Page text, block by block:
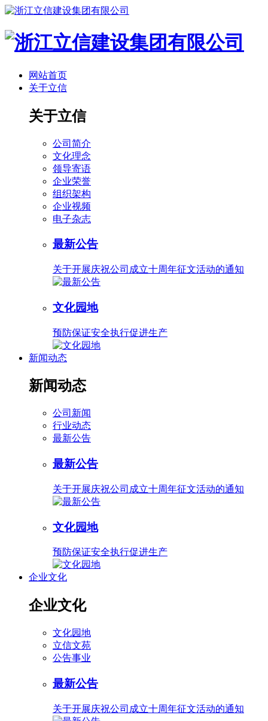
网站首页
关于立信
关于立信
公司简介
文化理念
领导寄语
企业荣誉
组织架构
企业视频
电子杂志
最新公告
关于开展庆祝公司成立十周年征文活动的通知
文化园地
预防保证安全执行促进生产
新闻动态
新闻动态
公司新闻
行业动态
最新公告
最新公告
关于开展庆祝公司成立十周年征文活动的通知
文化园地
预防保证安全执行促进生产
企业文化
企业文化
文化园地
立信文苑
公告事业
最新公告
关于开展庆祝公司成立十周年征文活动的通知